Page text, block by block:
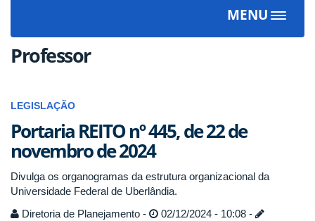
MENU
Toggle
Professor
LEGISLAÇÃO
Portaria REITO nº 445, de 22 de
novembro de 2024
Divulga os organogramas da estrutura organizacional da
Universidade Federal de Uberlândia.
Diretoria de Planejamento -
02/12/2024 - 10:08 -